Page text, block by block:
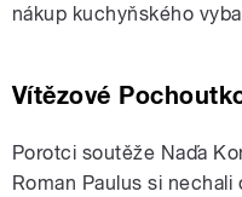
nákup kuchyňského
Vítězové
Porotci soutěže Naďa
Roman Paulus si